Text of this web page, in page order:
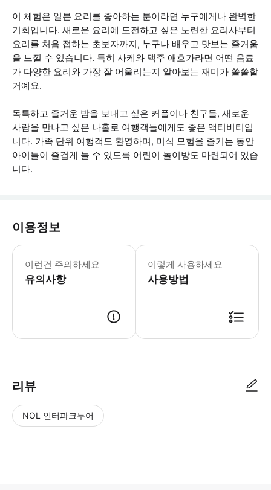
이 체험은 일본 요리를 좋아하는 분이라면 누구에게나 완벽한
기회입니다. 새로운 요리에 도전하고 싶은 노련한 요리사부터
요리를 처음 접하는 초보자까지, 누구나 배우고 맛보는 즐거움
을 느낄 수 있습니다. 특히 사케와 맥주 애호가라면 어떤 음료
가 다양한 요리와 가장 잘 어울리는지 알아보는 재미가 쏠쏠할
거예요.
독특하고 즐거운 밤을 보내고 싶은 커플이나 친구들, 새로운
사람을 만나고 싶은 나홀로 여행객들에게도 좋은 액티비티입
니다. 가족 단위 여행객도 환영하며, 미식 모험을 즐기는 동안
아이들이 즐겁게 놀 수 있도록 어린이 놀이방도 마련되어 있습
니다.
이용정보
이런건 주의하세요
유의사항
이 투어는 6세 이상 참가자가 참여 가
이렇게 사용하세요
사용방법
리뷰
NOL 인터파크투어